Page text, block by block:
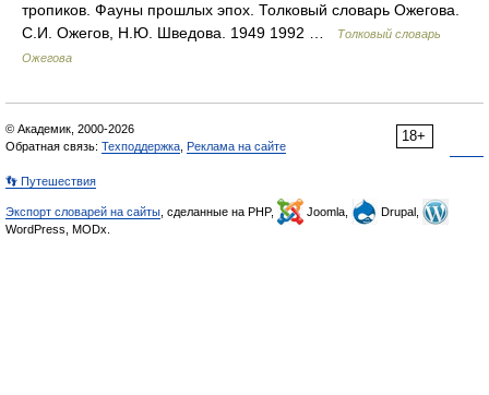
тропиков. Фауны прошлых эпох. Толковый словарь Ожегова.
С.И. Ожегов, Н.Ю. Шведова. 1949 1992 …
Толковый словарь
Ожегова
18+
© Академик, 2000-2026
Обратная связь: Техподдержка Реклама на сайте
👣 Путешествия
Экспорт словарей на сайты , сделанные на PHP, Joomla,
Drupal,
WordPress, MODx.